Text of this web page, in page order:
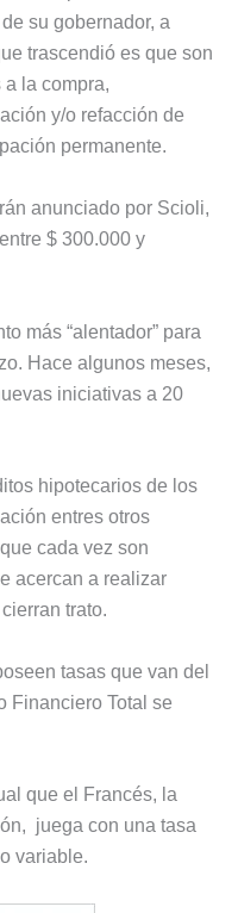
su gobernador, a
trascendió es que son
la compra,
y/o refacción de
permanente.
anunciado por Scioli,
$ 300.000 y
más “alentador” para
Hace algunos meses,
iniciativas a 20
hipotecarios de los
entres otros
cada vez son
acercan a realizar
trato.
tasas que van del
Financiero Total se
que el Francés, la
juega con una tasa
variable.